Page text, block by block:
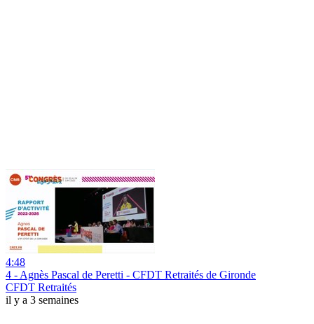
4:48
4 - Agnès Pascal de Peretti - CFDT Retraités de Gironde
CFDT Retraités
il y a 3 semaines